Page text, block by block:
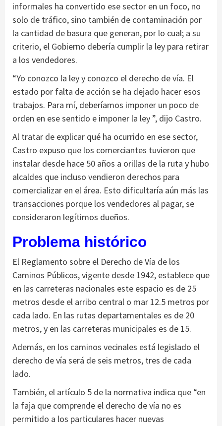
informales ha convertido ese sector en un foco, no
solo de tráfico, sino también de contaminación por
la cantidad de basura que generan, por lo cual; a su
criterio, el Gobierno debería cumplir la ley para retirar
a los vendedores.
“Yo conozco la ley y conozco el derecho de vía. El
estado por falta de acción se ha dejado hacer esos
trabajos. Para mí, deberíamos imponer un poco de
orden en ese sentido e imponer la ley ”, dijo Castro.
Al tratar de explicar qué ha ocurrido en ese sector,
Castro expuso que los comerciantes tuvieron que
instalar desde hace 50 años a orillas de la ruta y hubo
alcaldes que incluso vendieron derechos para
comercializar en el área. Esto dificultaría aún más las
transacciones porque los vendedores al pagar, se
consideraron legítimos dueños.
Problema histórico
El Reglamento sobre el Derecho de Vía de los
Caminos Públicos, vigente desde 1942, establece que
en las carreteras nacionales este espacio es de 25
metros desde el arribo central o mar 12.5 metros por
cada lado. En las rutas departamentales es de 20
metros, y en las carreteras municipales es de 15.
Además, en los caminos vecinales está legislado el
derecho de vía será de seis metros, tres de cada
lado.
También, el artículo 5 de la normativa indica que “en
la faja que comprende el derecho de vía no es
permitido a los particulares hacer nuevas